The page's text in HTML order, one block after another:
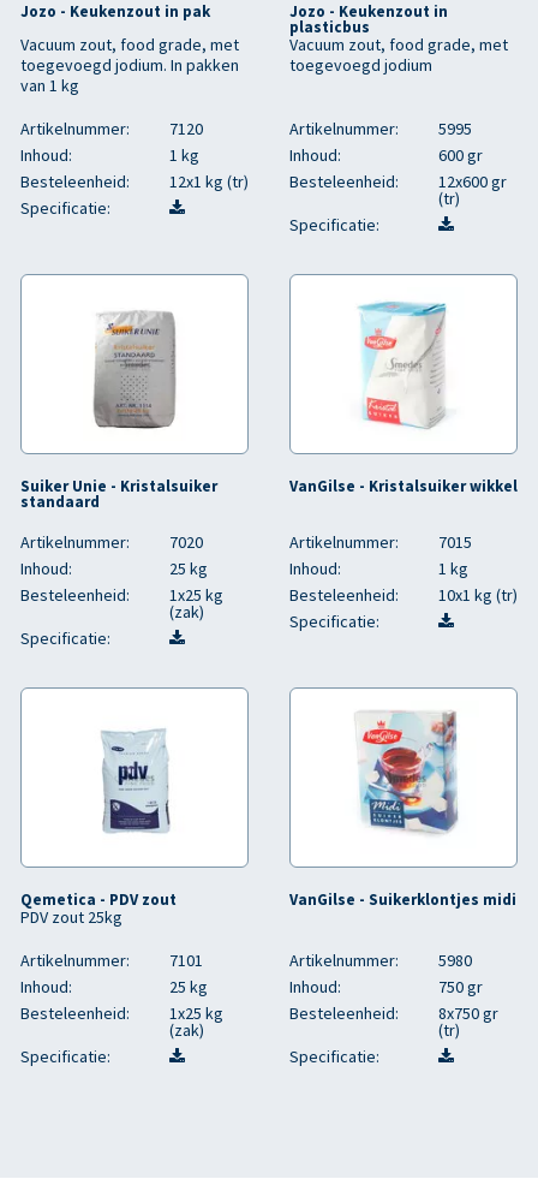
Jozo - Keukenzout in pak
Vacuum zout, food grade, met
toegevoegd jodium. In pakken
van 1 kg
Artikelnummer:
7120
Inhoud:
1 kg
Besteleenheid:
12x1 kg (tr)
Specificatie:
Jozo - Keukenzout in
plasticbus
Vacuum zout, food grade, met
toegevoegd jodium
Artikelnummer:
5995
Inhoud:
600 gr
Besteleenheid:
12x600 gr
(tr)
Specificatie:
Suiker Unie - Kristalsuiker
standaard
Artikelnummer:
7020
Inhoud:
25 kg
Besteleenheid:
1x25 kg
(zak)
Specificatie:
VanGilse - Kristalsuiker wikkel
Artikelnummer:
7015
Inhoud:
1 kg
Besteleenheid:
10x1 kg (tr)
Specificatie:
Qemetica - PDV zout
PDV zout 25kg
Artikelnummer:
7101
Inhoud:
25 kg
Besteleenheid:
1x25 kg
(zak)
Specificatie:
VanGilse - Suikerklontjes midi
Artikelnummer:
5980
Inhoud:
750 gr
Besteleenheid:
8x750 gr
(tr)
Specificatie: